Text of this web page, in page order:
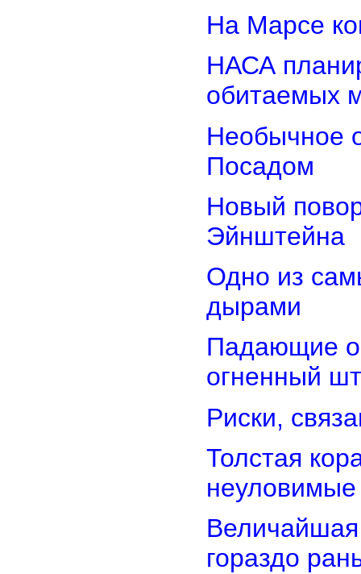
На Марсе
НАСА
обитаемых
Необычное
Посадом
Новый
Эйнштейна
Одно из
дырами
Падающие
огненный
Риски,
Толстая
Величайшая
гораздо